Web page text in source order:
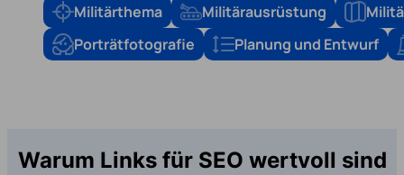
Militärthema
Militärausrüstung
Porträtfotografie
Planung und Entwurf
Warum Links für SEO wertvoll sind